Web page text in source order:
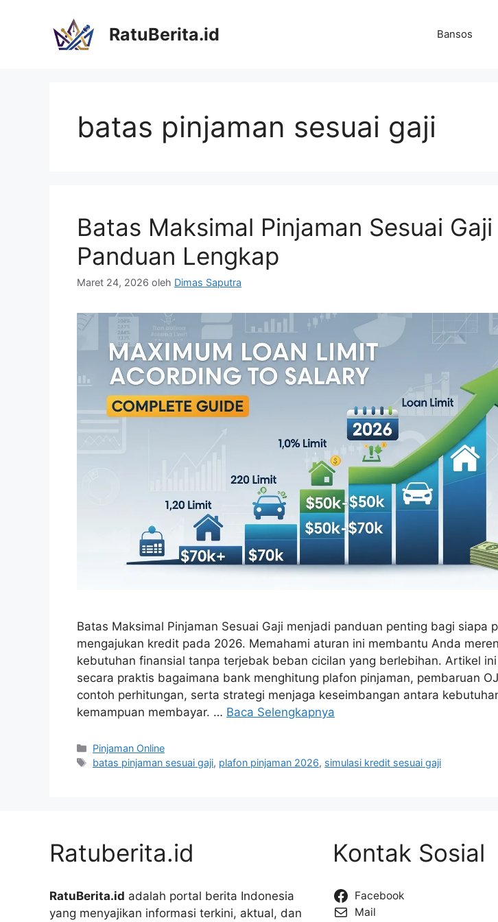
RatuBerita.id Bansos
batas pinjaman sesuai gaji
Batas Maksimal Pinjaman Sesuai
Panduan Lengkap
Maret 24, 2026 oleh Dimas Saputra
Batas Maksimal Pinjaman Sesuai Gaji menjadi panduan penting bagi siapa
mengajukan kredit pada 2026. Memahami aturan ini membantu Anda
kebutuhan finansial tanpa terjebak beban cicilan yang berlebihan. Artikel
secara praktis bagaimana bank menghitung plafon pinjaman, pembaruan
contoh perhitungan, serta strategi menjaga keseimbangan antara
kemampuan membayar. … Baca Selengkapnya
Kategori
Pinjaman Online
Tag
batas pinjaman sesuai gaji, plafon pinjaman 2026, simulasi kredit sesuai gaji
Ratuberita.id
RatuBerita.id adalah portal berita Indonesia
yang menyajikan informasi terkini, aktual, dan
Kontak Sosial
Facebook
Mail